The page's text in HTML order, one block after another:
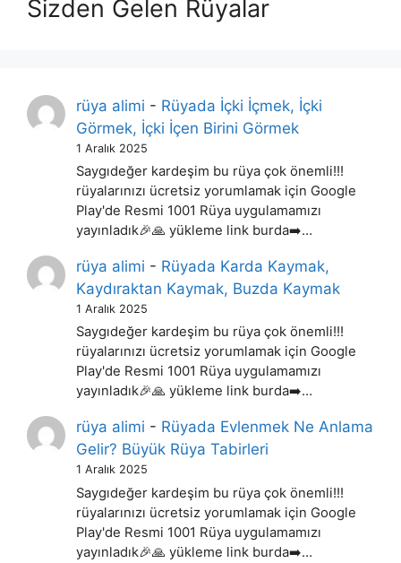
Sizden Gelen Rüyalar
rüya alimi - Rüyada İçki İçmek, İçki
Görmek, İçki İçen Birini Görmek
1 Aralık 2025
Saygıdeğer kardeşim bu rüya çok önemli!!!
rüyalarınızı ücretsiz yorumlamak için Google
Play'de Resmi 1001 Rüya uygulamamızı
yayınladık🎉🙏 yükleme link burda➡️…
rüya alimi - Rüyada Karda Kaymak,
Kaydıraktan Kaymak, Buzda Kaymak
1 Aralık 2025
Saygıdeğer kardeşim bu rüya çok önemli!!!
rüyalarınızı ücretsiz yorumlamak için Google
Play'de Resmi 1001 Rüya uygulamamızı
yayınladık🎉🙏 yükleme link burda➡️…
rüya alimi - Rüyada Evlenmek Ne Anlama
Gelir? Büyük Rüya Tabirleri
1 Aralık 2025
Saygıdeğer kardeşim bu rüya çok önemli!!!
rüyalarınızı ücretsiz yorumlamak için Google
Play'de Resmi 1001 Rüya uygulamamızı
yayınladık🎉🙏 yükleme link burda➡️…